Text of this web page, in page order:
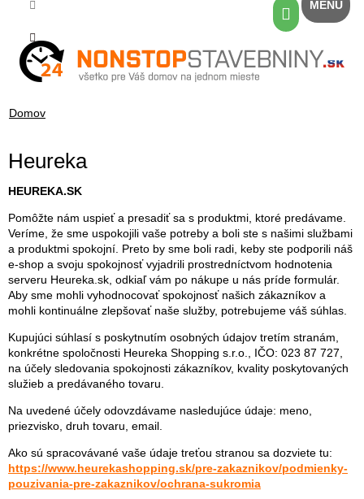
obsah
Nákupný
košík
Domov
Heureka
HEUREKA.SK
Pomôžte nám uspieť a presadiť sa s produktmi, ktoré predávame.
Veríme, že sme uspokojili vaše potreby a boli ste s našimi službami
a produktmi spokojní. Preto by sme boli radi, keby ste podporili náš
e-shop a svoju spokojnosť vyjadrili prostredníctvom hodnotenia
serveru Heureka.sk, odkiaľ vám po nákupe u nás príde formulár.
Aby sme mohli vyhodnocovať spokojnosť našich zákazníkov a
mohli kontinuálne zlepšovať naše služby, potrebujeme váš súhlas.
Kupujúci súhlasí s poskytnutím osobných údajov tretím stranám,
konkrétne spoločnosti Heureka Shopping s.r.o., IČO: 023 87 727,
na účely sledovania spokojnosti zákazníkov, kvality poskytovaných
služieb a predávaného tovaru.
Na uvedené účely odovzdávame nasledujúce údaje: meno,
priezvisko, druh tovaru, email.
Ako sú spracovávané vaše údaje treťou stranou sa dozviete tu:
https://www.heurekashopping.sk/pre-zakaznikov/podmienky-
pouzivania-pre-zakaznikov/ochrana-sukromia